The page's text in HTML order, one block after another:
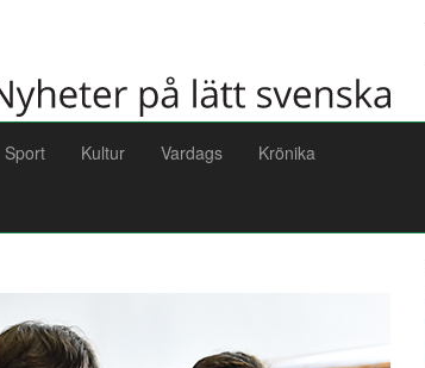
Sport Kultur Vardags Krönika